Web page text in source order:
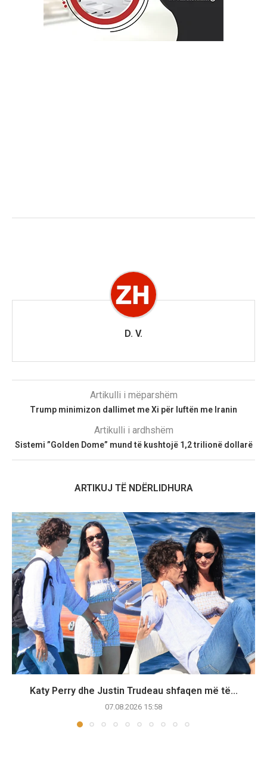
D. V.
Artikulli i mëparshëm
Trump minimizon dallimet me Xi për luftën me Iranin
Artikulli i ardhshëm
Sistemi ”Golden Dome” mund të kushtojë 1,2 trilionë dollarë
ARTIKUJ TË NDËRLIDHURA
Katy Perry dhe Justin Trudeau shfaqen më të...
07.08.2026 15:58